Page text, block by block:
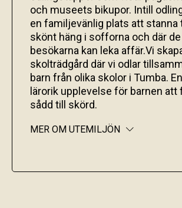
och museets bikupor. Intill
en familjevänlig plats att stanna
skönt häng i sofforna och där
besökarna kan leka affär.Vi
skolträdgård där vi odlar
barn från olika skolor i Tumba.
lärorik upplevelse för barnen att
sådd till skörd.
MER OM UTEMILJÖN